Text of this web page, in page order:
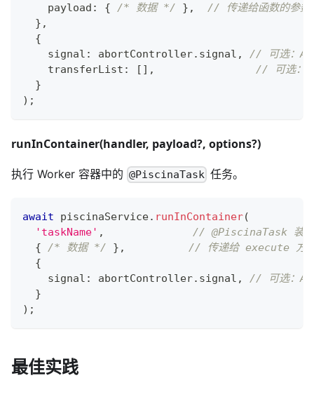
    payload
: { /* 数据 */ } ,
// 传递给函数的参数
} ,
{
    signal
: abortController. signal ,
// 可选：
    transferList
: [ ] ,
// 可选：
}
) ;
runInContainer(handler, payload?, options?)
执行 Worker 容器中的 @PiscinaTask 任务。
await piscinaService. runInContainer(
'taskName' ,
// @PiscinaTask 装饰
{
/* 数据 */ } ,
// 传递给 execute 方
{
    signal
: abortController. signal ,
// 可选：
}
) ;
最佳实践